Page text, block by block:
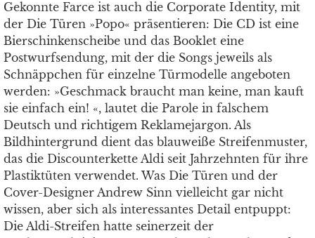
Gekonnte Farce ist auch die Corporate Identity, mit
der Die Türen »Popo« präsentieren: Die CD ist eine
Bierschinkenscheibe und das Booklet eine
Postwurfsendung, mit der die Songs jeweils als
Schnäppchen für einzelne Türmodelle angeboten
werden: »Geschmack braucht man keine, man kauft
sie einfach ein! «, lautet die Parole in falschem
Deutsch und richtigem Reklamejargon. Als
Bildhintergrund dient das blauweiße Streifen­muster,
das die Discounterkette Aldi seit Jahrzehnten für ihre
Plastiktüten verwendet. Was Die Türen und der
Cover-Designer Andrew Sinn vielleicht gar nicht
wissen, aber sich als interessantes Detail entpuppt:
Die Aldi-Streifen hatte seinerzeit der